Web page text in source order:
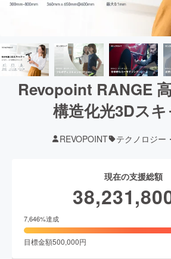
Revopoint RANGE
構造化光3Dス
REVOPOINT テクノロジー
現在の支援総額
7,646%達成
目標金額500,000円